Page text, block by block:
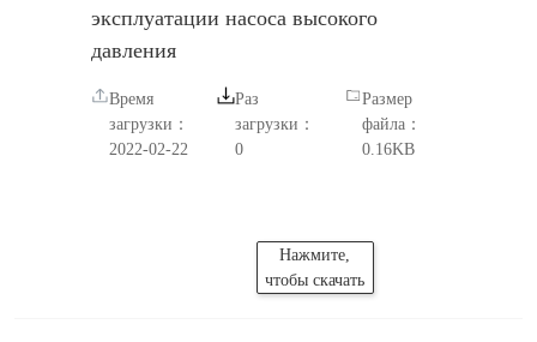
эксплуатации насоса высокого
давления
Время
загрузки：
2022-02-22
Раз
загрузки：
0
Размер
файла：
0.16KB
Нажмите,
чтобы скачать